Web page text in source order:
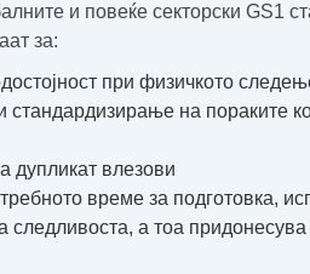
и повеќе секторски GS1
за:
при физичкото
на пораките
дупликат влезови
време за подготовка,
а тоа